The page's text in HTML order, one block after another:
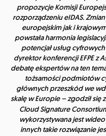
propozycje Komisji
rozporządzeniu eIDAS.
europejskim jak i
powstała harmonia
potencjał usług
dyrektor konferencji EFPE z
debatę ekspertów na ten
tożsamości podmiotów
głównych przeszkód we
skalę w Europie – zgodził się
Cloud Signature
wykorzystywana jest
innych takie rozwiązanie